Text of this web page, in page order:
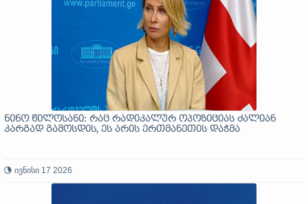
ნინო წილოსანი: რაც რადიკალურ ოპოზიციას ძალიან
კარგად გამოსდის, ეს არის ერთმანეთის დაჭმა
ივნისი 17 2026